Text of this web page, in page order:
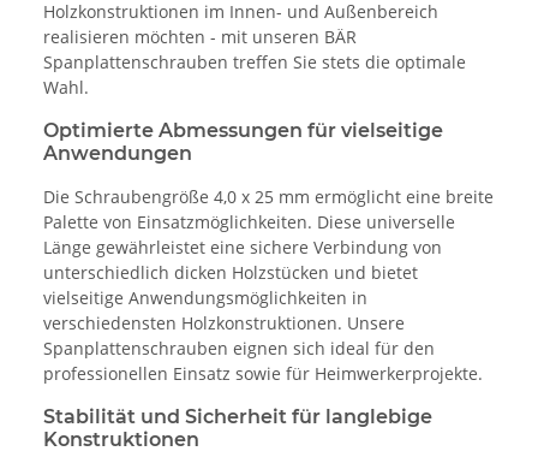
Holzkonstruktionen im Innen- und Außenbereich
realisieren möchten - mit unseren BÄR
Spanplattenschrauben treffen Sie stets die optimale
Wahl.
Optimierte Abmessungen für vielseitige
Anwendungen
Die Schraubengröße 4,0 x 25 mm ermöglicht eine breite
Palette von Einsatzmöglichkeiten. Diese universelle
Länge gewährleistet eine sichere Verbindung von
unterschiedlich dicken Holzstücken und bietet
vielseitige Anwendungsmöglichkeiten in
verschiedensten Holzkonstruktionen. Unsere
Spanplattenschrauben eignen sich ideal für den
professionellen Einsatz sowie für Heimwerkerprojekte.
Stabilität und Sicherheit für langlebige
Konstruktionen